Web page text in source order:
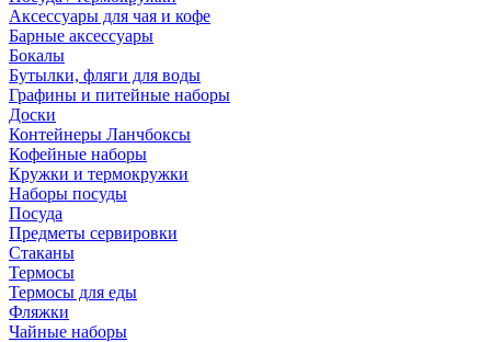
Аксессуары для чая и кофе
Барные аксессуары
Бокалы
Бутылки, фляги для воды
Графины и питейные наборы
Доски
Контейнеры Ланчбоксы
Кофейные наборы
Кружки и термокружки
Наборы посуды
Посуда
Предметы сервировки
Стаканы
Термосы
Термосы для еды
Фляжки
Чайные наборы